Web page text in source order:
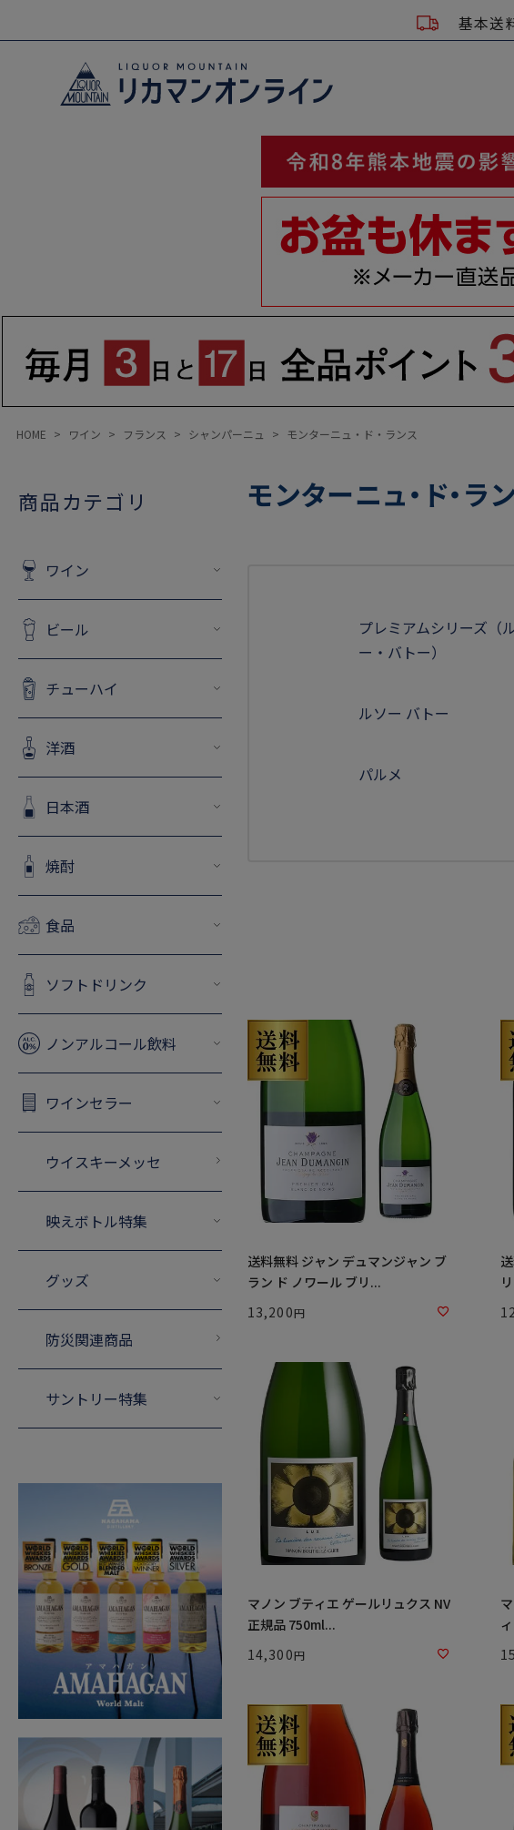
基本送
HOME ワイン フランス シャンパーニュ モンターニュ・ド・ランス
商品カテゴリ
ワイン
ビール
チューハイ
洋酒
日本酒
焼酎
食品
ソフトドリンク
ノンアルコール飲料
ワインセラー
ウイスキーメッセ
映えボトル特集
グッズ
防災関連商品
サントリー特集
モンターニュ・ド・ラ
プレミアムシリーズ（
ー・バトー）
ルソー バトー
パルメ
送料無料 ジャン デュマンジャン ブ
ラン ド ノワール ブリ...
13,200
マノン ブティエ ゲールリュクス NV
正規品 750ml...
14,300